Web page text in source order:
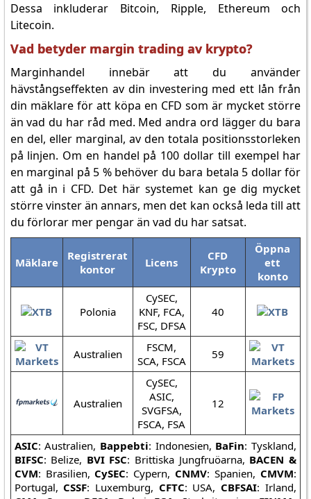
Dessa inkluderar Bitcoin, Ripple, Ethereum och
Litecoin.
Vad betyder margin trading av krypto?
Marginhandel innebär att du använder
hävstångseffekten av din investering med ett lån från
din mäklare för att köpa en CFD som är mycket större
än vad du har råd med. Med andra ord lägger du bara
en del, eller marginal, av den totala positionsstorleken
på linjen. Om en handel på 100 dollar till exempel har
en marginal på 5 % behöver du bara betala 5 dollar för
att gå in i CFD. Det här systemet kan ge dig mycket
större vinster än annars, men det kan också leda till att
du förlorar mer pengar än vad du har satsat.
Mäklare
Registrerat
kontor
Licens
CFD
Krypto
Öppna
ett
konto
Polonia
CySEC,
KNF, FCA,
FSC, DFSA
40
Australien
FSCM,
SCA, FSCA
59
Australien
CySEC,
ASIC,
SVGFSA,
FSCA, FSA
12
ASIC: Australien, Bappebti: Indonesien, BaFin: Tyskland,
BIFSC: Belize, BVI FSC: Brittiska Jungfruöarna, BACEN &
CVM: Brasilien, CySEC: Cypern, CNMV: Spanien, CMVM:
Portugal, CSSF: Luxemburg, CFTC: USA, CBFSAI: Irland,